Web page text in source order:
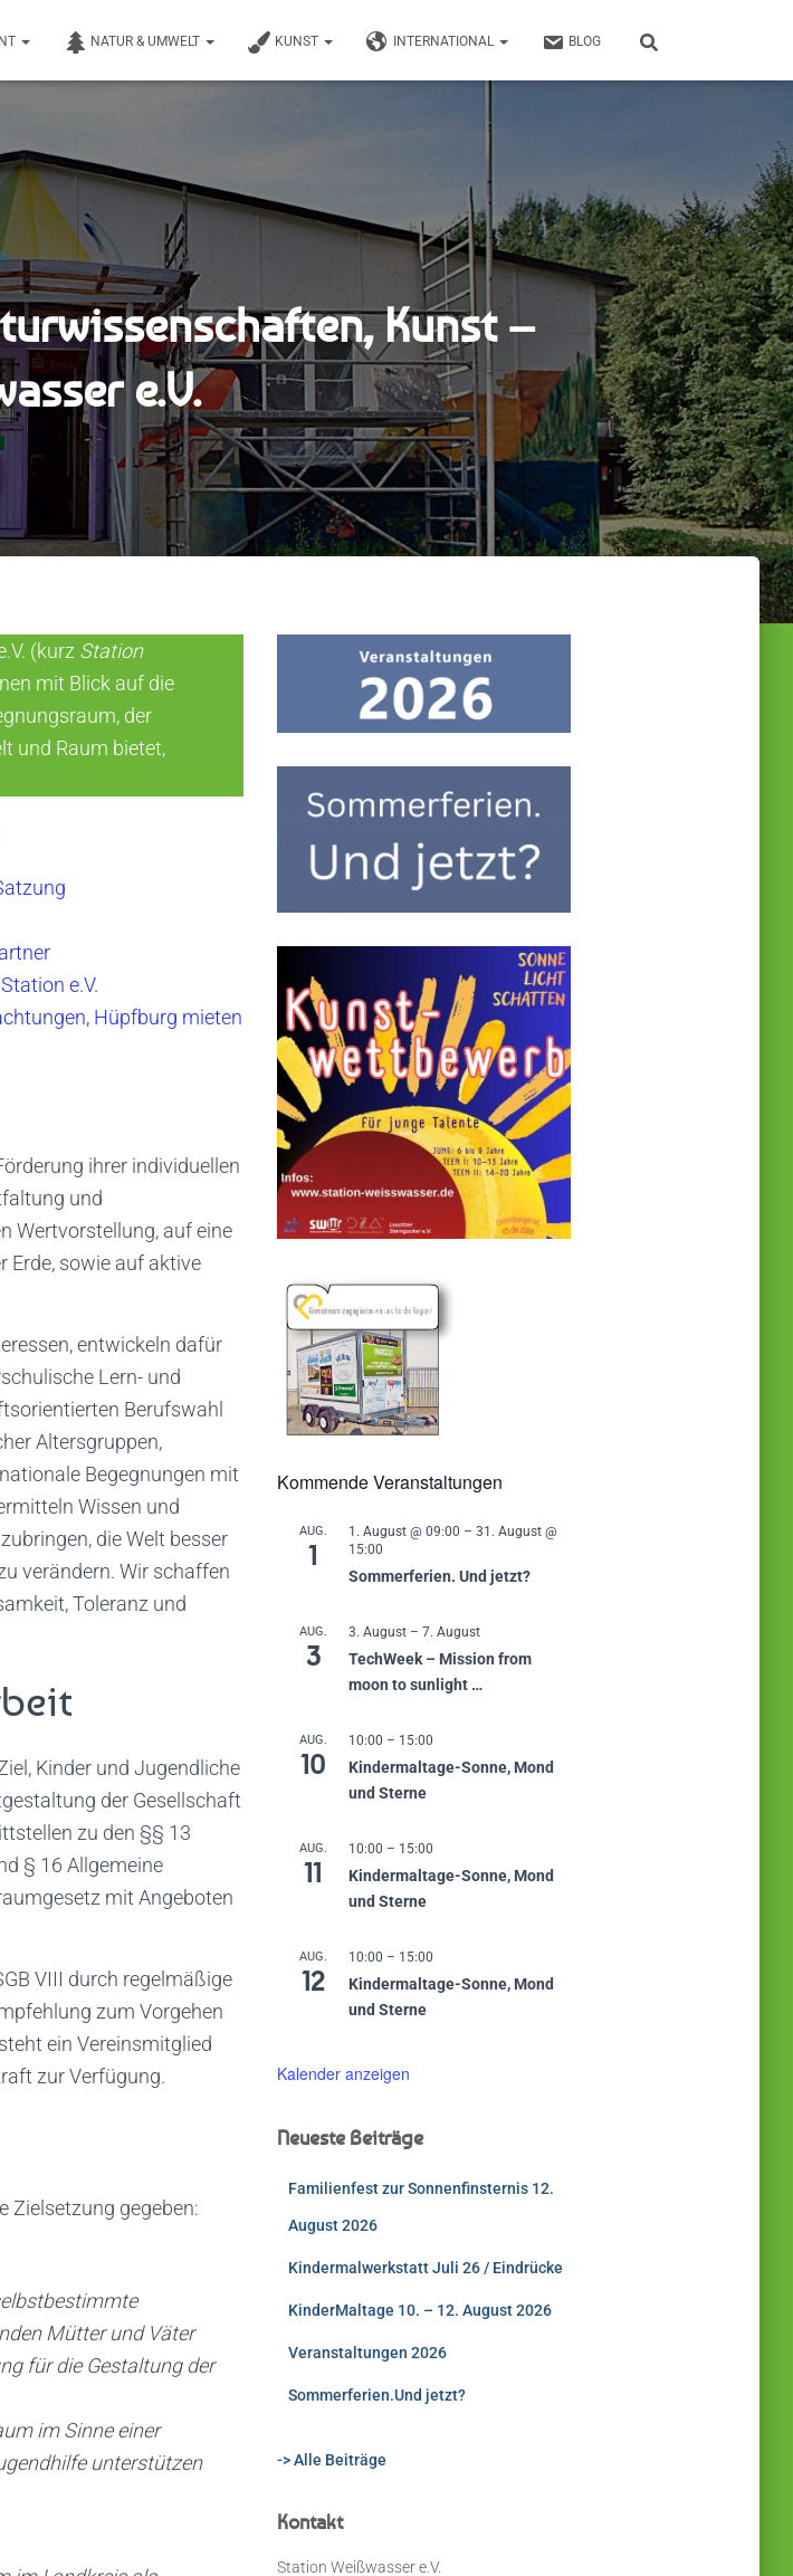
NATUR & UMWELT KUNST INTERNATIONAL BLOG
Kunst –
e.V.
(kurz Station
mit Blick auf die
der
und Raum bietet,
e.V.
Hüpfburg mieten
ihrer individuellen
und
Wertvorstellung, auf eine
Erde, sowie auf aktive
entwickeln dafür
Lern- und
Berufswahl
Altersgruppen,
Begegnungen mit
Wissen und
die Welt besser
verändern. Wir schaffen
Toleranz und
Kinder und Jugendliche
der Gesellschaft
zu den §§ 13
§ 16 Allgemeine
mit Angeboten
VIII durch regelmäßige
zum Vorgehen
ein Vereinsmitglied
zur Verfügung.
Zielsetzung gegeben:
Mütter und Väter
für die Gestaltung der
im Sinne einer
unterstützen
Kommende Veranstaltungen
AUG.
1
1. August @ 09:00 – 31. August @
15:00
Sommerferien. Und jetzt?
AUG.
3
3. August – 7. August
TechWeek – Mission from
moon to sunlight …
AUG.
10
10:00 – 15:00
Kindermaltage-Sonne, Mond
und Sterne
AUG.
11
10:00 – 15:00
Kindermaltage-Sonne, Mond
und Sterne
AUG.
12
10:00 – 15:00
Kindermaltage-Sonne, Mond
und Sterne
Kalender anzeigen
Neueste Beiträge
Familienfest zur Sonnenfinsternis 12.
August 2026
Kindermalwerkstatt Juli 26 / Eindrücke
KinderMaltage 10. – 12. August 2026
Veranstaltungen 2026
Sommerferien.Und jetzt?
-> Alle Beiträge
Kontakt
Station Weißwasser e.V.